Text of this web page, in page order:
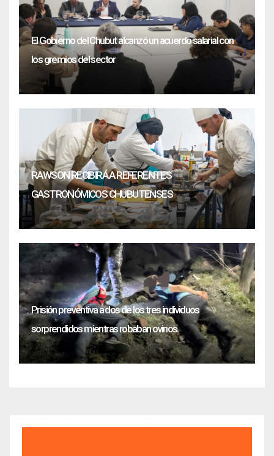
El Gobierno del Chubut alcanzó un acuerdo salarial con
los gremios del sector
RAWSON RECIBIRÁ A REFERENTES
GASTRONÓMICOS CHUBUTENSES
Prisión preventiva a dos de los tres individuos
sorprendidos mientras robaban ovinos.